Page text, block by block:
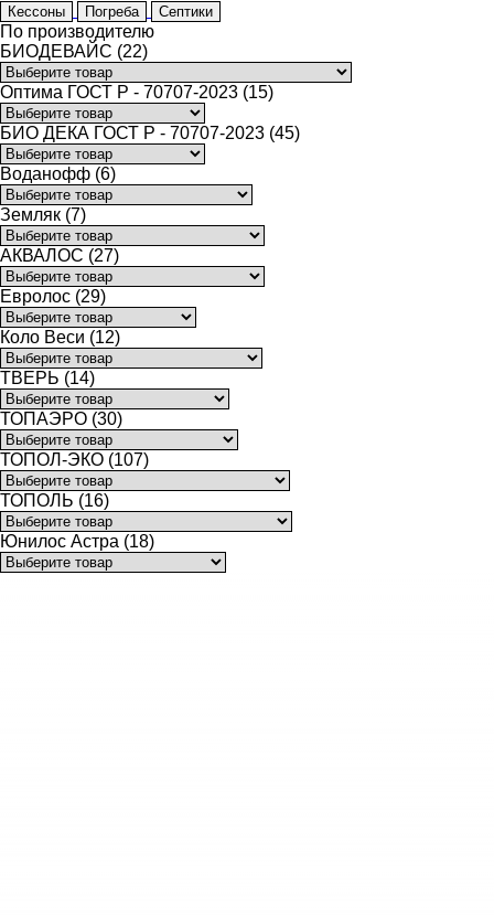
Кессоны Погреба Септики
По производителю
БИОДЕВАЙС (22)
Оптима ГОСТ Р - 70707-2023 (15)
БИО ДЕКА ГОСТ Р - 70707-2023 (45)
Воданофф (6)
Земляк (7)
АКВАЛОС (27)
Евролос (29)
Коло Веси (12)
ТВЕРЬ (14)
ТОПАЭРО (30)
ТОПОЛ-ЭКО (107)
ТОПОЛЬ (16)
Юнилос Астра (18)